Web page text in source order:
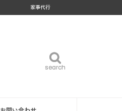
家事代行
search
search